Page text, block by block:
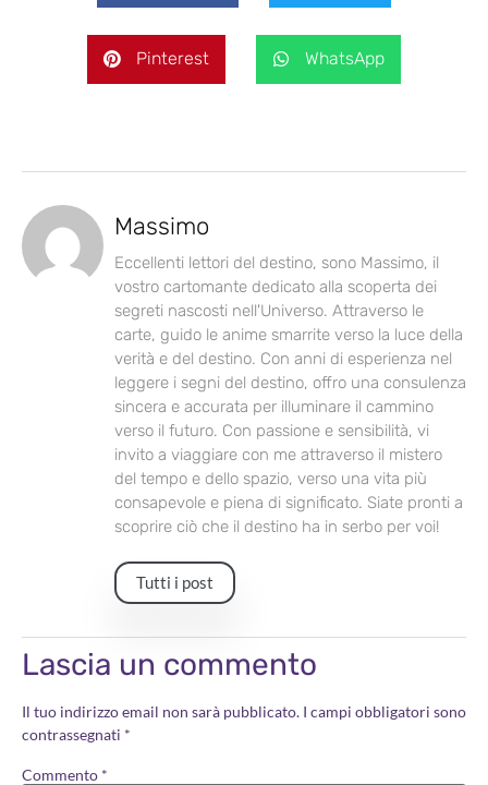
Pinterest WhatsApp
Massimo
Eccellenti lettori del destino, sono Massimo, il
vostro cartomante dedicato alla scoperta dei
segreti nascosti nell'Universo. Attraverso le
carte, guido le anime smarrite verso la luce della
verità e del destino. Con anni di esperienza nel
leggere i segni del destino, offro una consulenza
sincera e accurata per illuminare il cammino
verso il futuro. Con passione e sensibilità, vi
invito a viaggiare con me attraverso il mistero
del tempo e dello spazio, verso una vita più
consapevole e piena di significato. Siate pronti a
scoprire ciò che il destino ha in serbo per voi!
Tutti i post
Lascia un commento
Il tuo indirizzo email non sarà pubblicato. I campi obbligatori sono
contrassegnati *
Commento *